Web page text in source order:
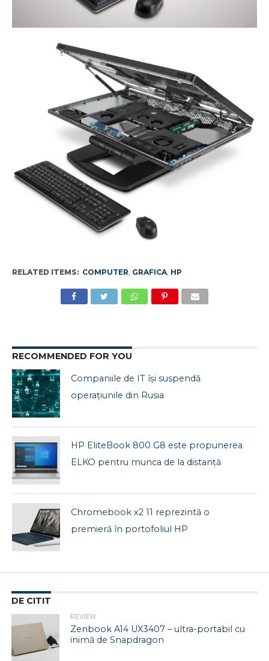
RELATED ITEMS: COMPUTER, GRAFICA, HP
RECOMMENDED FOR YOU
Companiile de IT își suspendă
operațiunile din Rusia
HP EliteBook 800 G8 este propunerea
ELKO pentru munca de la distanță
Chromebook x2 11 reprezintă o
premieră în portofoliul HP
DE CITIT
REVIEW
Zenbook A14 UX3407 – ultra-portabil cu
inimă de Snapdragon